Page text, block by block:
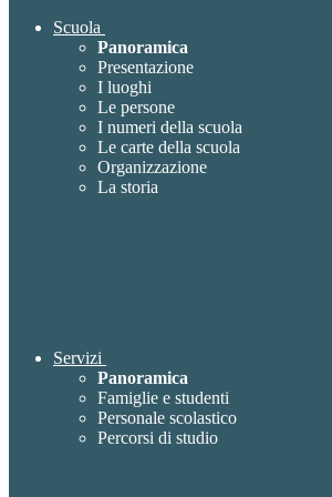
Scuola
Panoramica
Presentazione
I luoghi
Le persone
I numeri della scuola
Le carte della scuola
Organizzazione
La storia
Servizi
Panoramica
Famiglie e studenti
Personale scolastico
Percorsi di studio